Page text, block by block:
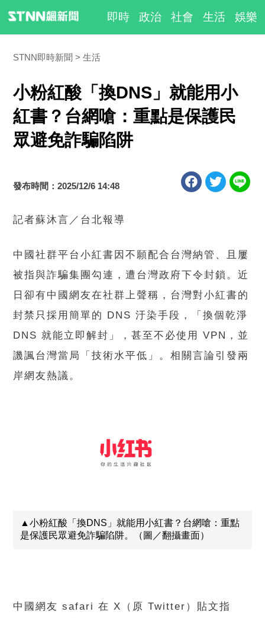
即時 政治 社會 生活 娛樂
STNN即時新聞 生活
小粉紅酸「換DNS」就能用小
紅書？台網嗆：重點是保護民
眾避免詐騙陷阱
發布時間：2025/12/6 14:48
記者蘇沐言／台北報導
中國社群平台小紅書因不願配合台灣納管、且屢
被指與詐騙集團勾連，遭台灣政府下令封鎖。近
日卻有中國網友在社群上聲稱，台灣對小紅書的
封禁只採用簡單的 DNS 汙染手段，「換個乾淨
DNS 就能立即解封」，甚至不必使用 VPN，並
譏諷台灣當局「技術水平低」。相關言論引發兩
岸網友熱議。
▲小粉紅酸「換DNS」就能用小紅書？台網嗆：重點
是保護民眾避免詐騙陷阱。（圖／翻攝畫面）
中國網友 safari 在 X（原 Twitter）貼文指